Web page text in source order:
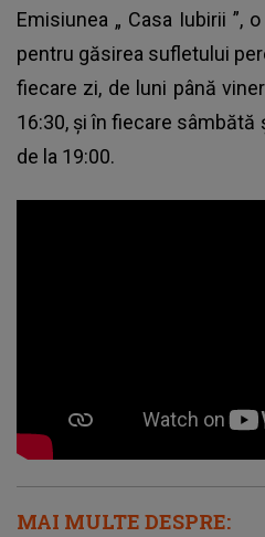
Emisiunea „ Casa Iubirii ”,
pentru găsirea sufletului
fiecare zi, de luni până
16:30, și în fiecare sâmbătă
de la 19:00.
MAI MULTE DESPRE: